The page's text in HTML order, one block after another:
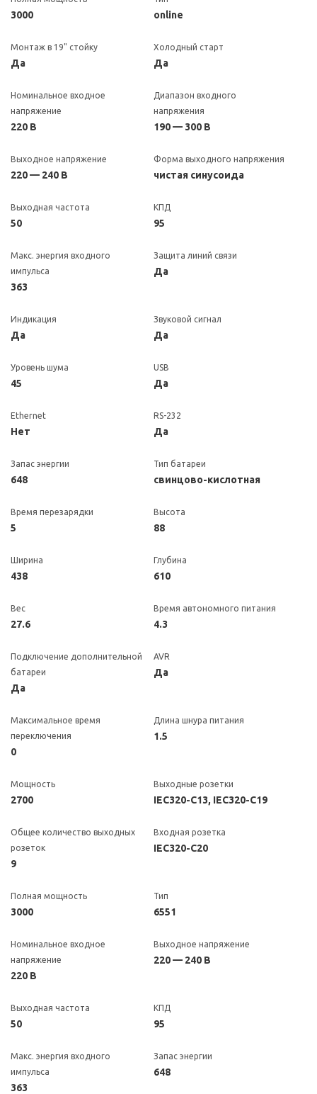
3000 online
Монтаж в 19" стойку
Да
Холодный старт
Да
Номинальное входное
напряжение
220 В
Диапазон входного
напряжения
190 — 300 В
Выходное напряжение
220 — 240 В
Форма выходного напряжения
чистая синусоида
Выходная частота
50
КПД
95
Макс. энергия входного
импульса
363
Защита линий связи
Да
Индикация
Да
Звуковой сигнал
Да
Уровень шума
45
USB
Да
Ethernet
Нет
RS-232
Да
Запас энергии
648
Тип батареи
свинцово-кислотная
Время перезарядки
5
Высота
88
Ширина
438
Глубина
610
Вес
27.6
Время автономного питания
4.3
Подключение дополнительной
батареи
Да
AVR
Да
Максимальное время
переключения
0
Длина шнура питания
1.5
Мощность
2700
Выходные розетки
IEC320-C13, IEC320-C19
Общее количество выходных
розеток
9
Входная розетка
IEC320-C20
Полная мощность
3000
Тип
6551
Номинальное входное
напряжение
220 В
Выходное напряжение
220 — 240 В
Выходная частота
50
КПД
95
Макс. энергия входного
импульса
363
Запас энергии
648